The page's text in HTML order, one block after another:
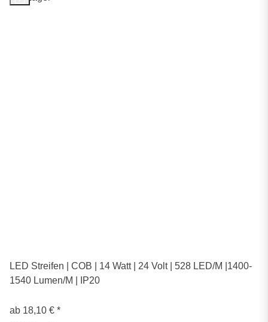
LED Streifen | COB | 14 Watt | 24 Volt | 528 LED/M |1400-
1540 Lumen/M | IP20
ab 18,10 € *